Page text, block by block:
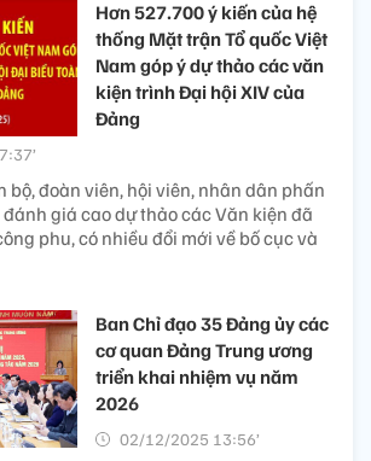
Hơn 527.700 ý kiến của hệ
thống Mặt trận Tổ quốc Việt
Nam góp ý dự thảo các văn
kiện trình Đại hội XIV của
Đảng
bộ, đoàn viên, hội viên, nhân dân phấn
giá cao dự thảo các Văn kiện đã
phu, có nhiều đổi mới về bố cục và
Ban Chỉ đạo 35 Đảng ủy các
cơ quan Đảng Trung ương
triển khai nhiệm vụ năm
2026
02/12/2025 13:56’